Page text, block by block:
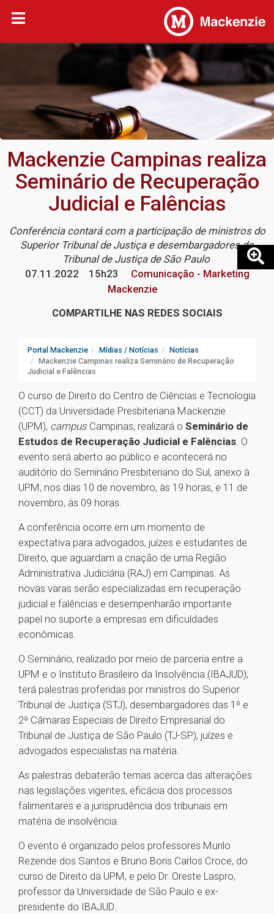
Mackenzie Campinas realiza
Seminário de Recuperação
Judicial e Falências
Conferência contará com a participação de ministros do
Superior Tribunal de Justiça e desembargadores do
Tribunal de Justiça de São Paulo
07.11.2022
15h23
Comunicação - Marketing
Mackenzie
COMPARTILHE NAS REDES SOCIAIS
Portal Mackenzie Mídias / Notícias
Notícias
Mackenzie Campinas realiza Seminário de Recuperação
Judicial e Falências
O curso de Direito do Centro de Ciências e Tecnologia
(CCT) da Universidade Presbiteriana Mackenzie
(UPM), campus Campinas, realizará o Seminário de
Estudos de Recuperação Judicial e Falências. O
evento será aberto ao público e acontecerá no
auditório do Seminário Presbiteriano do Sul, anexo à
UPM, nos dias 10 de novembro, às 19 horas, e 11 de
novembro, às 09 horas.
A conferência ocorre em um momento de
expectativa para advogados, juízes e estudantes de
Direito, que aguardam a criação de uma Região
Administrativa Judiciária (RAJ) em Campinas. As
novas varas serão especializadas em recuperação
judicial e falências e desempenharão importante
papel no suporte a empresas em dificuldades
econômicas.
O Seminário, realizado por meio de parceria entre a
UPM e o Instituto Brasileiro da Insolvência (IBAJUD),
terá palestras proferidas por ministros do Superior
Tribunal de Justiça (STJ), desembargadores das 1ª e
2ª Câmaras Especiais de Direito Empresarial do
Tribunal de Justiça de São Paulo (TJ-SP), juízes e
advogados especialistas na matéria.
As palestras debaterão temas acerca das alterações
nas legislações vigentes, eficácia dos processos
falimentares e a jurisprudência dos tribunais em
matéria de insolvência.
O evento é organizado pelos professores Murilo
Rezende dos Santos e Bruno Boris Carlos Croce, do
curso de Direito da UPM, e pelo Dr. Oreste Laspro,
professor da Universidade de São Paulo e ex-
presidente do IBAJUD.